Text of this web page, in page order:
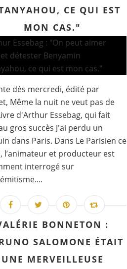
CE QUI EST
MON CAS."
dès mercredi, édité par
Même la nuit ne veut pas de
d'Arthur Essebag, qui fait
gros succès J'ai perdu un
dans Paris. Dans Le Parisien ce
l’animateur et producteur est
interrogé sur
BONNETON :
SALOMONE ÉTAIT
UNE MERVEILLEUSE